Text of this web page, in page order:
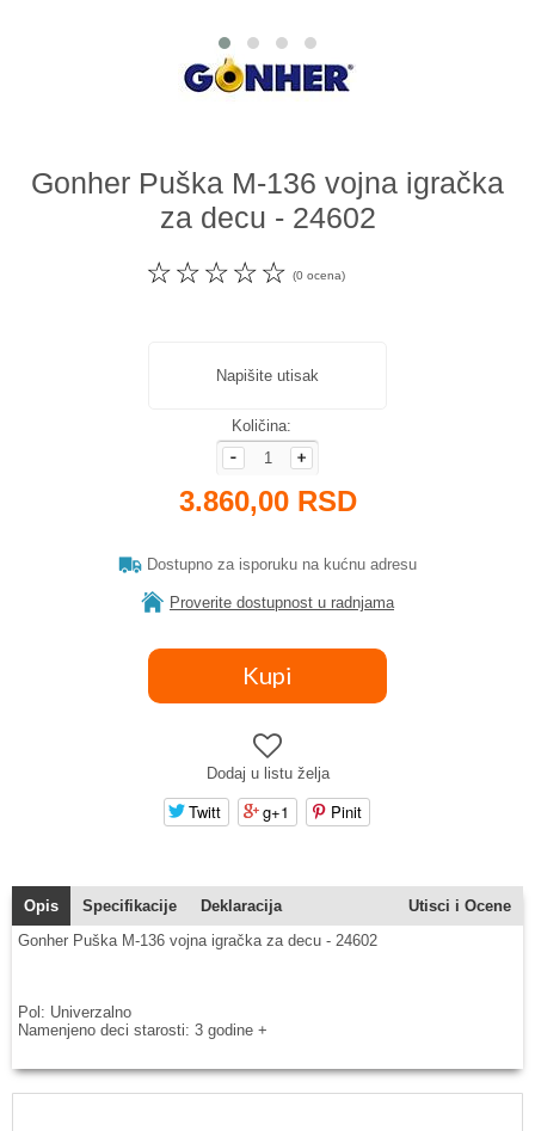
Gonher Puška M-136 vojna igračka
za decu - 24602
☆
☆
☆
☆
☆ (0 ocena)
Napišite utisak
Količina:
3.860,00 RSD
Dostupno za isporuku na kućnu adresu
Proverite dostupnost u radnjama
Dodaj u listu želja
Twitt g+1 Pinit
Opis Specifikacije Deklaracija
Utisci i Ocene
Gonher Puška M-136 vojna igračka za decu - 24602
Pol: Univerzalno
Namenjeno deci starosti: 3 godine +